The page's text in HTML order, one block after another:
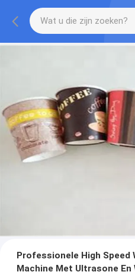
Professionele High Speed
Machine Met Ultrasone